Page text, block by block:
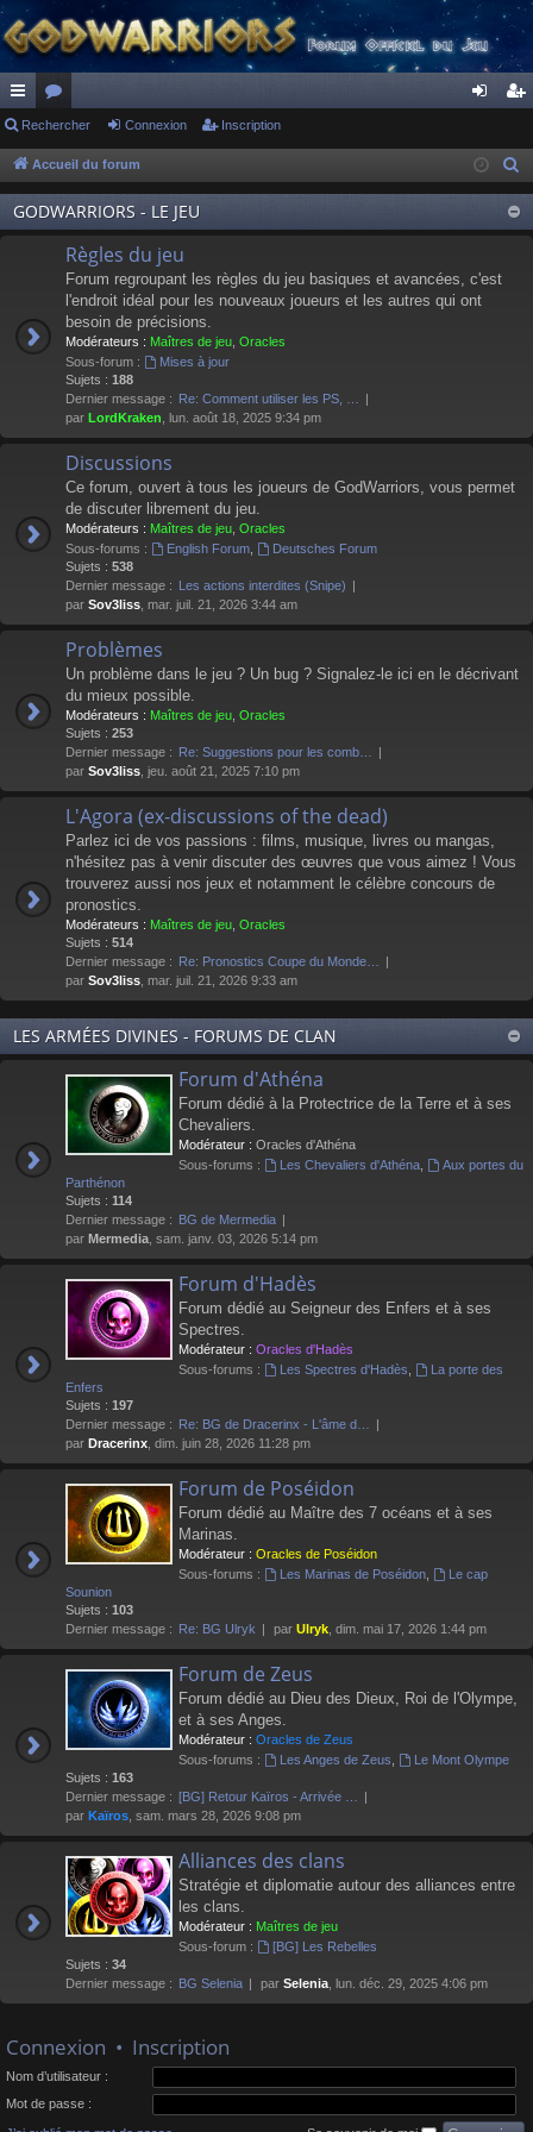
ac
co
ur
ci
or
u
m
s
ne
xi
on
cri
pti
on
Rechercher Connexion Inscription
Accueil du forum
GODWARRIORS - LE JEU
Règles du jeu
Forum regroupant les règles du jeu basiques et avancées, c'est
l'endroit idéal pour les nouveaux joueurs et les autres qui ont
besoin de précisions.
Modérateurs : Maîtres de jeu Oracles
Sous-forum :
Mises à jour
Sujets : 188
Dernier message : Re: Comment utiliser les PS, …
par LordKraken , lun. août 18, 2025 9:34 pm
Discussions
Ce forum, ouvert à tous les joueurs de GodWarriors, vous permet
de discuter librement du jeu.
Modérateurs : Maîtres de jeu Oracles
Sous-forums :
English Forum,
Deutsches Forum
Sujets : 538
Dernier message : Les actions interdites (Snipe)
par Sov3liss , mar. juil. 21, 2026 3:44 am
Problèmes
Un problème dans le jeu ? Un bug ? Signalez-le ici en le décrivant
du mieux possible.
Modérateurs : Maîtres de jeu Oracles
Sujets : 253
Dernier message : Re: Suggestions pour les comb…
par Sov3liss , jeu. août 21, 2025 7:10 pm
L'Agora (ex-discussions of the dead)
Parlez ici de vos passions : films, musique, livres ou mangas,
n'hésitez pas à venir discuter des œuvres que vous aimez ! Vous
trouverez aussi nos jeux et notamment le célèbre concours de
pronostics.
Modérateurs : Maîtres de jeu Oracles
Sujets : 514
Dernier message : Re: Pronostics Coupe du Monde…
par Sov3liss , mar. juil. 21, 2026 9:33 am
LES ARMÉES DIVINES - FORUMS DE CLAN
Forum d'Athéna
Forum dédié à la Protectrice de la Terre et à ses
Chevaliers.
Modérateur : Oracles d'Athéna
Sous-forums :
Les Chevaliers d'Athéna,
Aux portes du
Parthénon
Sujets : 114
Dernier message : BG de Mermedia
par Mermedia , sam. janv. 03, 2026 5:14 pm
Forum d'Hadès
Forum dédié au Seigneur des Enfers et à ses
Spectres.
Modérateur : Oracles d'Hadès
Sous-forums :
Les Spectres d'Hadès
La porte des
Enfers
Sujets : 197
Dernier message : Re: BG de Dracerinx - L'âme d…
par Dracerinx , dim. juin 28, 2026 11:28 pm
Forum de Poséidon
Forum dédié au Maître des 7 océans et à ses
Marinas.
Modérateur : Oracles de Poséidon
Sous-forums :
Les Marinas de Poséidon,
Le cap
Sounion
Sujets : 103
Dernier message : Re: BG Ulryk par Ulryk , dim. mai 17, 2026 1:44 pm
Forum de Zeus
Forum dédié au Dieu des Dieux, Roi de l'Olympe,
et à ses Anges.
Modérateur : Oracles de Zeus
Sous-forums :
Les Anges de Zeus
Le Mont Olympe
Sujets : 163
Dernier message : [BG] Retour Kaïros - Arrivée …
par Kaïros , sam. mars 28, 2026 9:08 pm
Alliances des clans
Stratégie et diplomatie autour des alliances entre
les clans.
Modérateur : Maîtres de jeu
Sous-forum :
[BG] Les Rebelles
Sujets : 34
Dernier message : BG Selenia par Selenia , lun. déc. 29, 2025 4:06 pm
Connexion • Inscription
Nom d’utilisateur :
Mot de passe :